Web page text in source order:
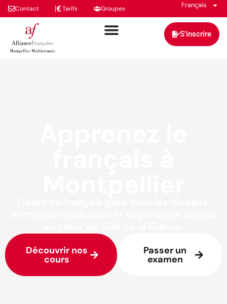
Contact Tarifs Groupes Français
S'inscrire
Découvrir nos
cours
Passer un
examen